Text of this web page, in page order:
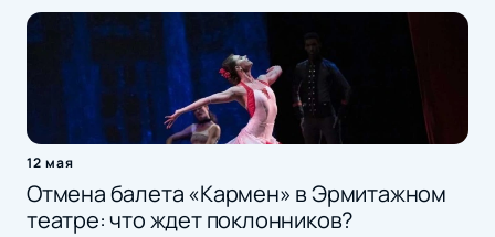
12 мая
Отмена балета «Кармен» в Эрмитажном
театре: что ждет поклонников?